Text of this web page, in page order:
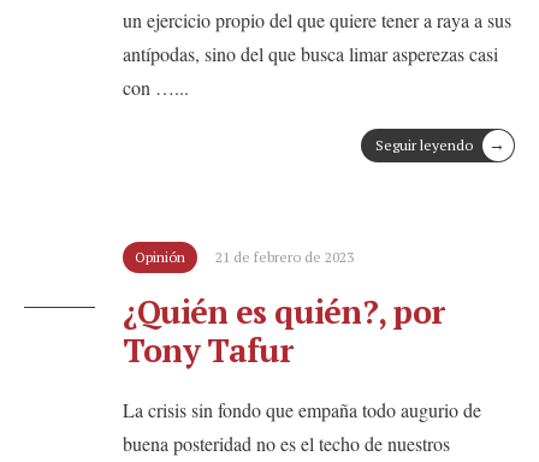
un ejercicio propio del que quiere tener a raya a sus
antípodas, sino del que busca limar asperezas casi
con …...
Seguir leyendo →
Opinión 21 de febrero de 2023
¿Quién es quién?, por
Tony Tafur
La crisis sin fondo que empaña todo augurio de
buena posteridad no es el techo de nuestros